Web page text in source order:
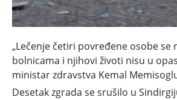
„Lečenje četiri povređene osobe se
bolnicama i njihovi životi nisu u
ministar zdravstva Kemal
Desetak zgrada se srušilo u